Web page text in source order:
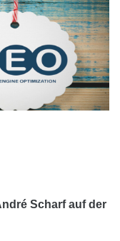
Scharf auf der